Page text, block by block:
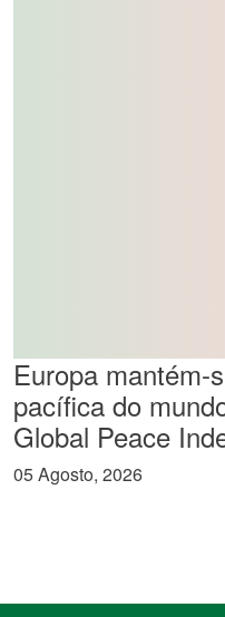
Europa mantém-
pacífica do
Global Peace
05 Agosto, 2026